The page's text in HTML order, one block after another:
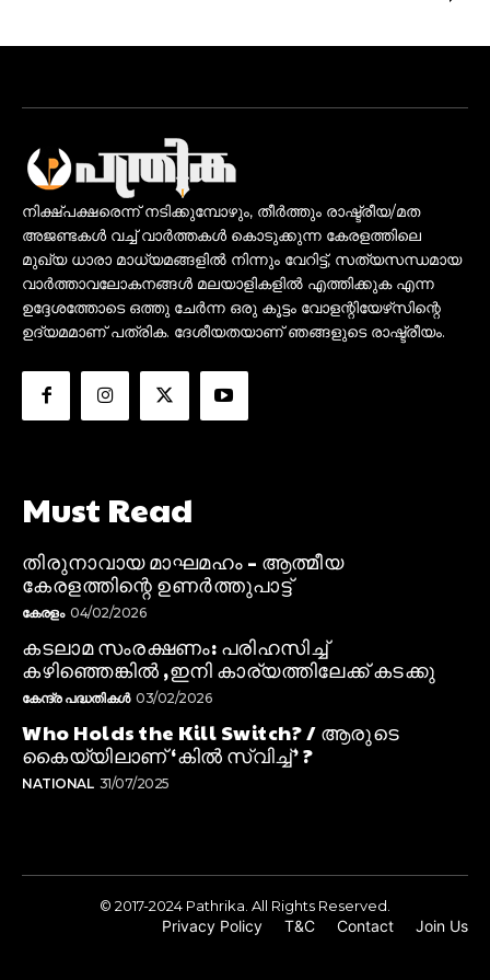
നിക്ഷ്പക്ഷരെന്ന് നടിക്കുമ്പോഴും, തീർത്തും രാഷ്ട്രീയ/മത
അജണ്ടകൾ വച്ച് വാർത്തകൾ കൊടുക്കുന്ന കേരളത്തിലെ
മുഖ്യ ധാരാ മാധ്യമങ്ങളിൽ നിന്നും വേറിട്ട്, സത്യസന്ധമായ
വാർത്താവലോകനങ്ങൾ മലയാളികളിൽ എത്തിക്കുക എന്ന
ഉദ്ദേശത്തോടെ ഒത്തു ചേർന്ന ഒരു കൂട്ടം വോളന്റിയേഴ്‌സിന്റെ
ഉദ്യമമാണ് പത്രിക. ദേശീയതയാണ് ഞങ്ങളുടെ രാഷ്ട്രീയം.
Must Read
തിരുനാവായ മാഘമഹം – ആത്മീയ
കേരളത്തിന്റെ ഉണർത്തുപാട്ട്
കേരളം 04/02/2026
കടലാമ സംരക്ഷണം: പരിഹസിച്ച്
കഴിഞ്ഞെങ്കിൽ ,ഇനി കാര്യത്തിലേക്ക് കടക്കു
കേന്ദ്ര പദ്ധതികൾ 03/02/2026
Who Holds the Kill Switch? / ആരുടെ
കൈയ്യിലാണ് ‘കിൽ സ്വിച്ച്’ ?
NATIONAL 31/07/2025
© 2017-2024 Pathrika. All Rights Reserved.
Privacy Policy T&C Contact Join Us